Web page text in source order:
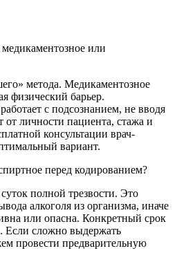
или
метода. Медикаментозное
физический барьер.
с подсознанием, не вводя
от личности пациента, стажа и
консультации врач-
вариант.
перед кодированием?
полной трезвости. Это
алкоголя из организма, иначе
или опасна. Конкретный срок
Если сложно выдержать
провести предварительную